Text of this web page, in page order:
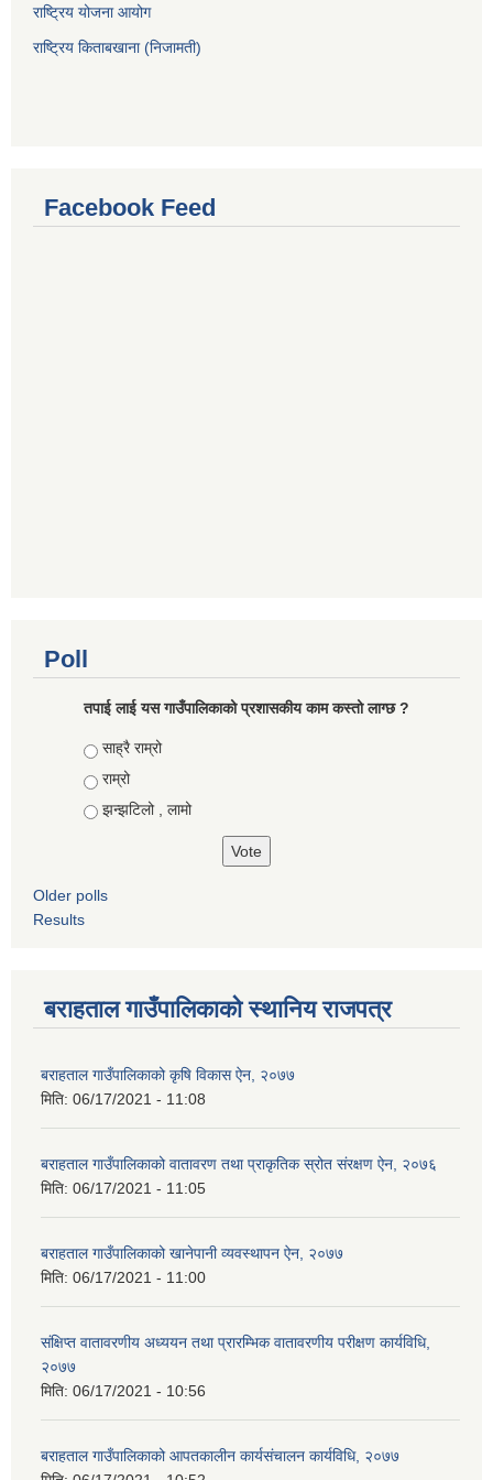
राष्ट्रिय योजना आयोग
राष्ट्रिय किताबखाना (निजामती)
Facebook Feed
Poll
तपाई लाई यस गाउँपालिकाको प्रशासकीय काम कस्तो लाग्छ ?
Choices
साह्रै राम्रो
राम्रो
झन्झटिलो , लामो
Older polls
Results
बराहताल गाउँपालिकाको स्थानिय राजपत्र
बराहताल गाउँपालिकाको कृषि विकास ऐन, २०७७
मिति: 06/17/2021 - 11:08
बराहताल गाउँपालिकाको वातावरण तथा प्राकृतिक स्रोत संरक्षण ऐन, २०७६
मिति: 06/17/2021 - 11:05
बराहताल गाउँपालिकाको खानेपानी व्यवस्थापन ऐन, २०७७
मिति: 06/17/2021 - 11:00
संक्षिप्त वातावरणीय अध्ययन तथा प्रारम्भिक वातावरणीय परीक्षण कार्यविधि,
२०७७
मिति: 06/17/2021 - 10:56
बराहताल गाउँपालिकाको आपतकालीन कार्यसंचालन कार्यविधि, २०७७